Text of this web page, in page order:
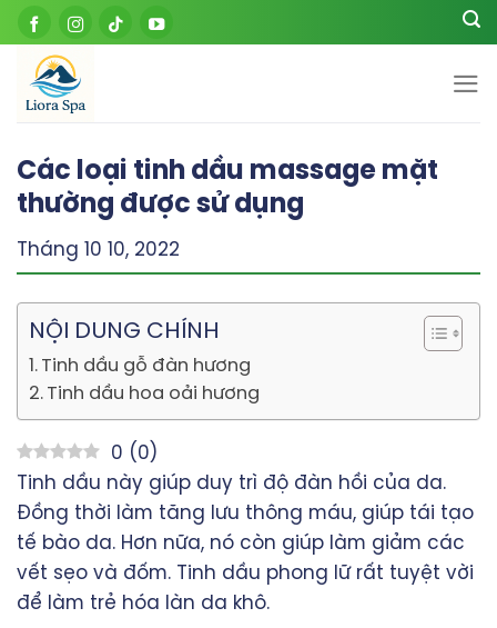
Skip
to
content
Các loại tinh dầu massage mặt
thường được sử dụng
Tháng 10 10, 2022
NỘI DUNG CHÍNH
Tinh dầu gỗ đàn hương
Tinh dầu hoa oải hương
0 ( 0)
Tinh dầu này giúp duy trì độ đàn hồi của da.
Đồng thời làm tăng lưu thông máu, giúp tái tạo
tế bào da. Hơn nữa, nó còn giúp làm giảm các
vết sẹo và đốm. Tinh dầu phong lữ rất tuyệt vời
để làm trẻ hóa làn da khô.